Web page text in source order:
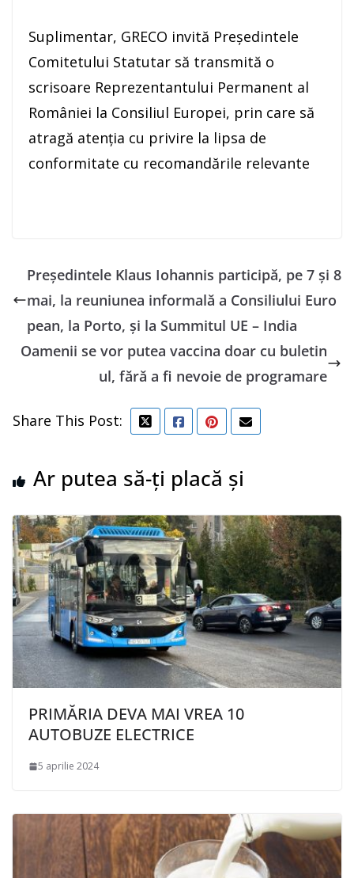
Suplimentar, GRECO invită Preşedintele
Comitetului Statutar să transmită o
scrisoare Reprezentantului Permanent al
României la Consiliul Europei, prin care să
atragă atenţia cu privire la lipsa de
conformitate cu recomandările relevante
Preşedintele Klaus Iohannis participă, pe 7 şi 8
mai, la reuniunea informală a Consiliului Euro
pean, la Porto, şi la Summitul UE – India
Oamenii se vor putea vaccina doar cu buletin
ul, fără a fi nevoie de programare
Share This Post:
Ar putea să-ți placă și
PRIMĂRIA DEVA MAI VREA 10
AUTOBUZE ELECTRICE
5 aprilie 2024